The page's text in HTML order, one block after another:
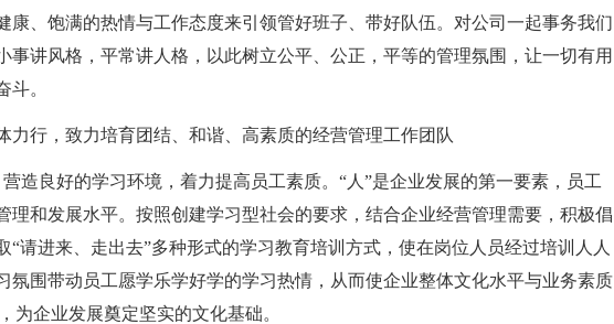
康、饱满的热情与工作态度来引领管好班子、带好队伍。对公司一起事务我们
事讲风格，平常讲人格，以此树立公平、公正，平等的管理氛围，让一切有用
斗。
力行，致力培育团结、和谐、高素质的经营管理工作团队
造良好的学习环境，着力提高员工素质。“人”是企业发展的第一要素，员工
理和发展水平。按照创建学习型社会的要求，结合企业经营管理需要，积极倡
“请进来、走出去”多种形式的学习教育培训方式，使在岗位人员经过培训人人
氛围带动员工愿学乐学好学的学习热情，从而使企业整体文化水平与业务素质
为企业发展奠定坚实的文化基础。